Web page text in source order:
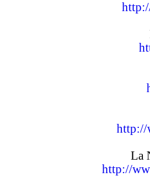
http://
La
http://